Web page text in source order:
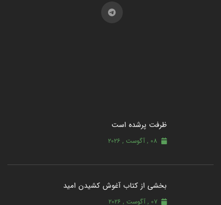
ظرفت پرشده‌ است
08 , آگوست , 2026
بخشی از کتاب آغوش کشیدن امید
07 , آگوست , 2026